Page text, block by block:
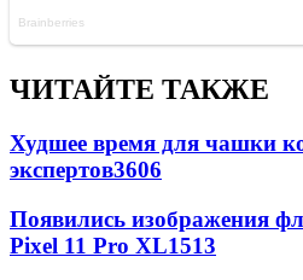
ЧИТАЙТЕ ТАКЖЕ
Худшее время для чашки
экспертов3606
Появились изображения
Pixel 11 Pro XL1513